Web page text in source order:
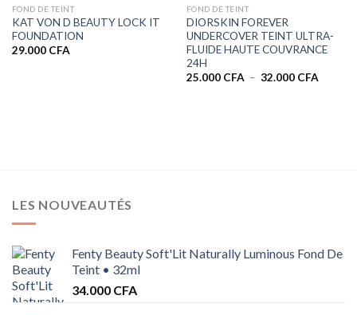
FOND DE TEINT
KAT VON D BEAUTY LOCK IT
FOUNDATION
29.000 CFA
FOND DE TEINT
DIORSKIN FOREVER
UNDERCOVER TEINT ULTRA-
FLUIDE HAUTE COUVRANCE
24H
25.000 CFA – 32.000 CFAPlage
LES NOUVEAUTÉS
Fenty Beauty Soft'Lit Naturally Luminous Fond De
Teint • 32ml
34.000 CFA